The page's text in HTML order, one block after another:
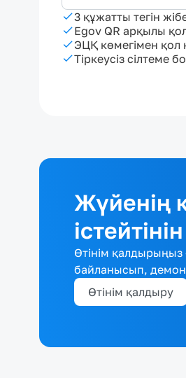
3 құжатты тегін
Egov QR арқылы
ЭЦҚ көмегімен қол
Тіркеусіз сілтеме
Жүйенің
Өтінім қалдырыңыз
байланысып,
Өтінім қалдыру